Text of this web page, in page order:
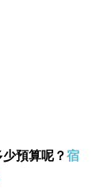
預算呢？宿